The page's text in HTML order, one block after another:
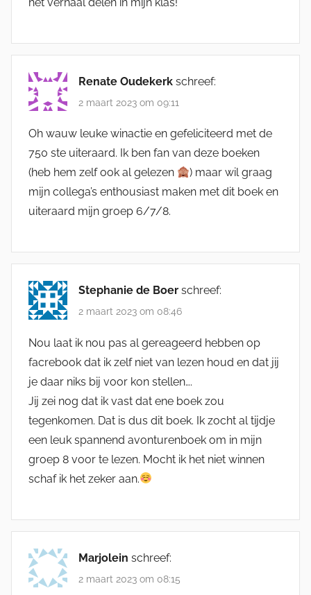
Renate Oudekerk schreef:
2 maart 2023 om 09:11
Oh wauw leuke winactie en gefeliciteerd met de
750 ste uiteraard. Ik ben fan van deze boeken
(heb hem zelf ook al gelezen
) maar wil graag
mijn collega’s enthousiast maken met dit boek en
uiteraard mijn groep 6/7/8.
Stephanie de Boer schreef:
2 maart 2023 om 08:46
Nou laat ik nou pas al gereageerd hebben op
facrebook dat ik zelf niet van lezen houd en dat jij
je daar niks bij voor kon stellen….
Jij zei nog dat ik vast dat ene boek zou
tegenkomen. Dat is dus dit boek. Ik zocht al tijdje
een leuk spannend avonturenboek om in mijn
groep 8 voor te lezen. Mocht ik het niet winnen
schaf ik het zeker aan.
Marjolein schreef:
2 maart 2023 om 08:15